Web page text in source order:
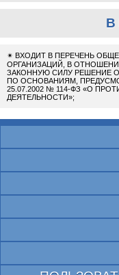
В
✴ ВХОДИТ В ПЕРЕЧЕНЬ
ОРГАНИЗАЦИЙ, В
ЗАКОННУЮ СИЛУ РЕШЕНИЕ
ПО ОСНОВАНИЯМ,
25.07.2002 № 114-ФЗ «О
ДЕЯТЕЛЬНОСТИ»;